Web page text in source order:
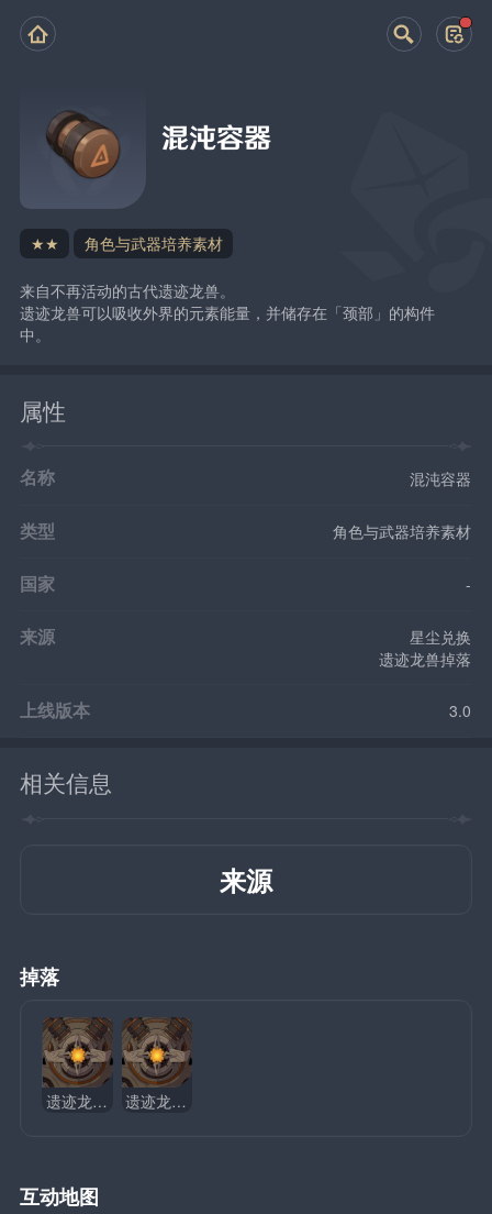
混沌容器
★★ 角色与武器培养素材
来自不再活动的古代遗迹龙兽。
遗迹龙兽可以吸收外界的元素能量，并储存在「颈部」的构件
中。
属性
名称 混沌容器
类型 角色与武器培养素材
国家 -
来源
星尘兑换
遗迹龙兽掉落
上线版本 3.0
相关信息
来源
掉落
遗迹龙兽·地巡 遗迹龙兽·空巡
互动地图